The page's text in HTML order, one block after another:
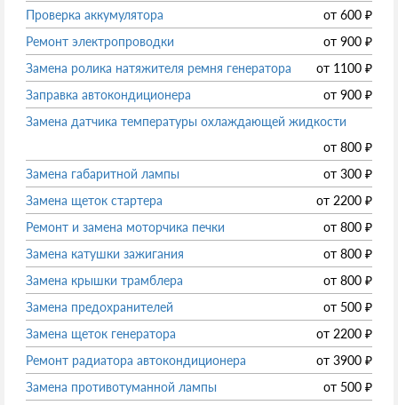
Проверка аккумулятора
от 600 ₽
Ремонт электропроводки
от 900 ₽
Замена ролика натяжителя ремня генератора
от 1100 ₽
Заправка автокондиционера
от 900 ₽
Замена датчика температуры охлаждающей жидкости
от 800 ₽
Замена габаритной лампы
от 300 ₽
Замена щеток стартера
от 2200 ₽
Ремонт и замена моторчика печки
от 800 ₽
Замена катушки зажигания
от 800 ₽
Замена крышки трамблера
от 800 ₽
Замена предохранителей
от 500 ₽
Замена щеток генератора
от 2200 ₽
Ремонт радиатора автокондиционера
от 3900 ₽
Замена противотуманной лампы
от 500 ₽